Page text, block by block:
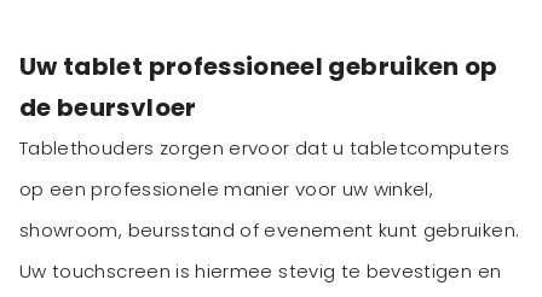
Uw tablet professioneel gebruiken op
de beursvloer
Tablethouders zorgen ervoor dat u tabletcomputers
op een professionele manier voor uw winkel,
showroom, beursstand of evenement kunt gebruiken.
Uw touchscreen is hiermee stevig te bevestigen en